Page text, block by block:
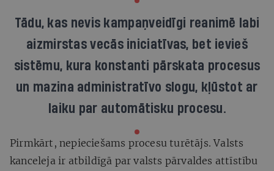
Tādu, kas nevis kampaņveidīgi reanimē labi
aizmirstas vecās iniciatīvas, bet ievieš
sistēmu, kura konstanti pārskata procesus
un mazina administratīvo slogu, kļūstot ar
laiku par automātisku procesu.
Pirmkārt, nepieciešams procesu turētājs. Valsts
kanceleja ir atbildīgā par valsts pārvaldes attīstību